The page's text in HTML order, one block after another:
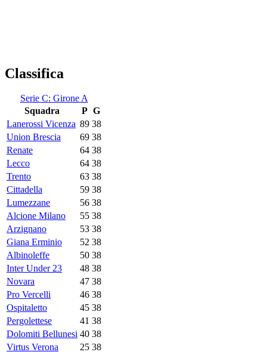
Classifica
Serie C: Girone A
Squadra
P G
Lanerossi Vicenza 89 38
Union Brescia
69 38
Renate
64 38
Lecco
64 38
Trento
63 38
Cittadella
59 38
Lumezzane
56 38
Alcione Milano
55 38
Arzignano
53 38
Giana Erminio
52 38
Albinoleffe
50 38
Inter Under 23
48 38
Novara
47 38
Pro Vercelli
46 38
Ospitaletto
45 38
Pergolettese
41 38
Dolomiti Bellunesi 40 38
Virtus Verona
25 38